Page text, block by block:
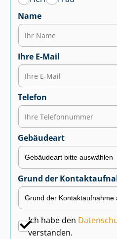
Name
Ihre E-Mail
Telefon
Gebäudeart
Grund der
Ich habe den
verstanden.